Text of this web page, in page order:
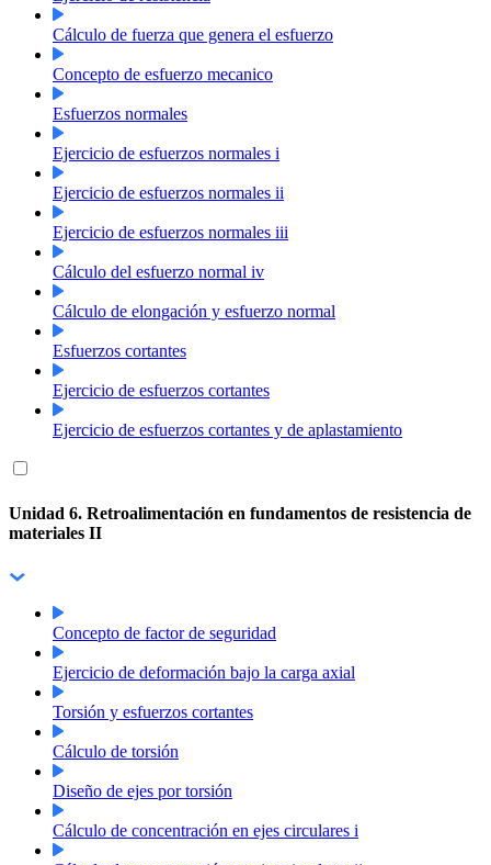
Cálculo de fuerza que genera el esfuerzo
Concepto de esfuerzo mecanico
Esfuerzos normales
Ejercicio de esfuerzos normales i
Ejercicio de esfuerzos normales ii
Ejercicio de esfuerzos normales iii
Cálculo del esfuerzo normal iv
Cálculo de elongación y esfuerzo normal
Esfuerzos cortantes
Ejercicio de esfuerzos cortantes
Ejercicio de esfuerzos cortantes y de aplastamiento
Unidad 6. Retroalimentación en fundamentos de resistencia de
materiales II
Concepto de factor de seguridad
Ejercicio de deformación bajo la carga axial
Torsión y esfuerzos cortantes
Cálculo de torsión
Diseño de ejes por torsión
Cálculo de concentración en ejes circulares i